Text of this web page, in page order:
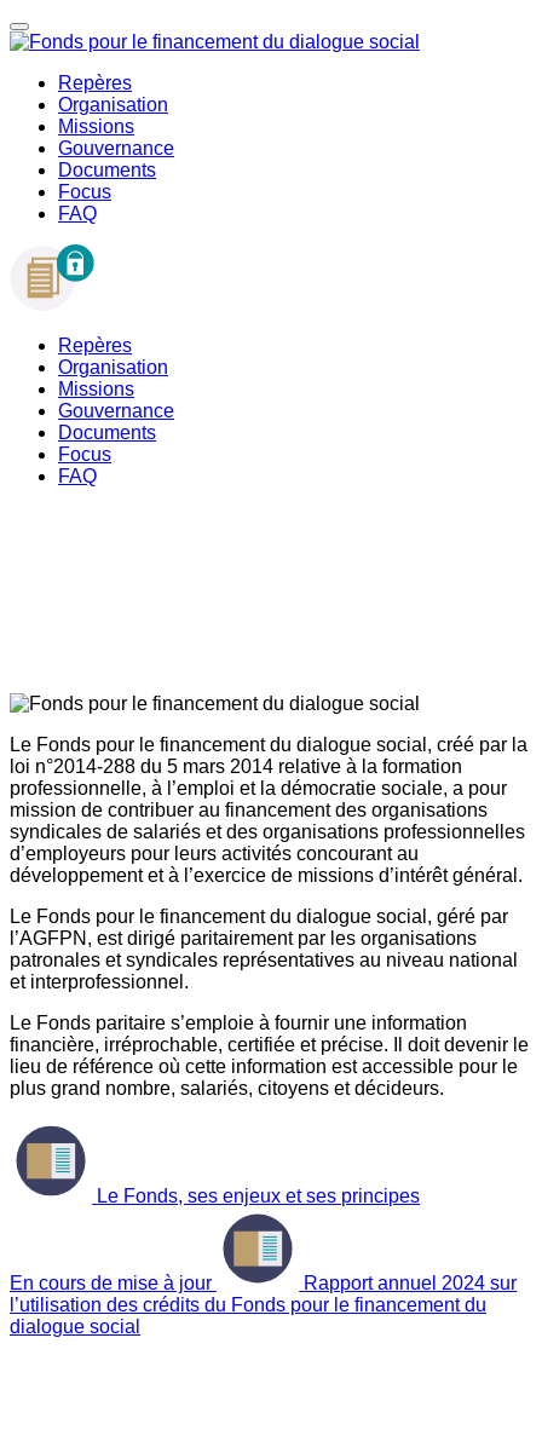
Repères
Organisation
Missions
Gouvernance
Documents
Focus
FAQ
Repères
Organisation
Missions
Gouvernance
Documents
Focus
FAQ
Le Fonds pour le financement du dialogue social, créé par la
loi n°2014-288 du 5 mars 2014 relative à la formation
professionnelle, à l’emploi et la démocratie sociale, a pour
mission de contribuer au financement des organisations
syndicales de salariés et des organisations professionnelles
d’employeurs pour leurs activités concourant au
développement et à l’exercice de missions d’intérêt général.
Le Fonds pour le financement du dialogue social, géré par
l’AGFPN, est dirigé paritairement par les organisations
patronales et syndicales représentatives au niveau national
et interprofessionnel.
Le Fonds paritaire s’emploie à fournir une information
financière, irréprochable, certifiée et précise. Il doit devenir le
lieu de référence où cette information est accessible pour le
plus grand nombre, salariés, citoyens et décideurs.
Le Fonds, ses enjeux et ses principes
En cours de mise à jour
Rapport annuel 2024 sur
l’utilisation des crédits du Fonds pour le financement du
dialogue social